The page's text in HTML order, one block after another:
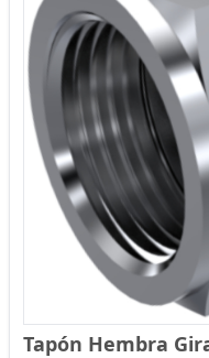
Tapón Hembra